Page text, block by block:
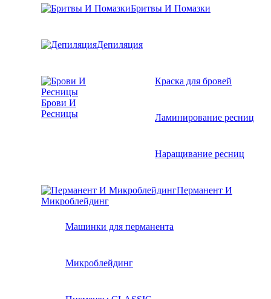
Бритвы И Помазки
Депиляция
Брови И
Ресницы
Краска для бровей
Ламинирование ресниц
Наращивание ресниц
Перманент И
Микроблейдинг
Машинки для перманента
Микроблейдинг